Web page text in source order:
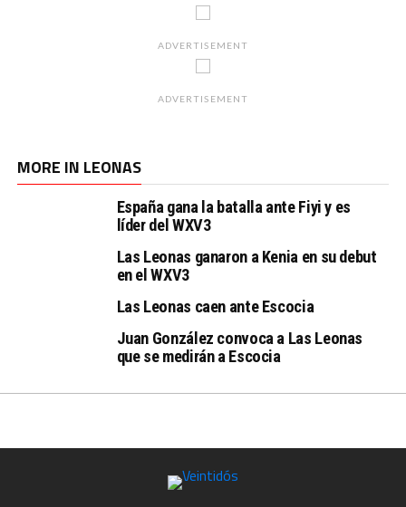
ADVERTISEMENT
ADVERTISEMENT
MORE IN LEONAS
España gana la batalla ante Fiyi y es
líder del WXV3
Las Leonas ganaron a Kenia en su debut
en el WXV3
Las Leonas caen ante Escocia
Juan González convoca a Las Leonas
que se medirán a Escocia